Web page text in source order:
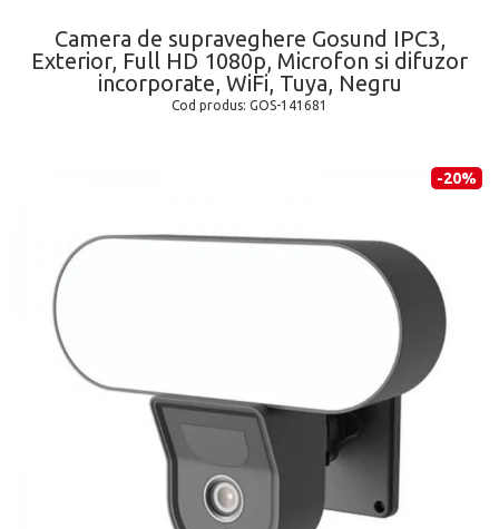
Camera de supraveghere Gosund IPC3,
Exterior, Full HD 1080p, Microfon si difuzor
incorporate, WiFi, Tuya, Negru
Cod produs: GOS-141681
-20%